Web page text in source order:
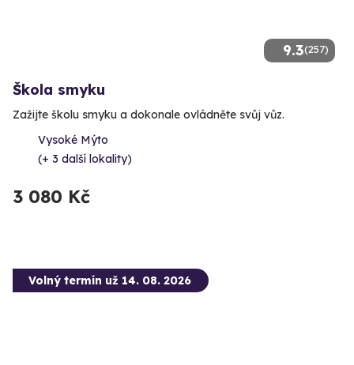
9.3(257)
Škola smyku
Zažijte školu smyku a dokonale ovládněte svůj vůz.
Vysoké Mýto
(+ 3 další lokality)
3 080 Kč
Volný termín už 14. 08. 2026